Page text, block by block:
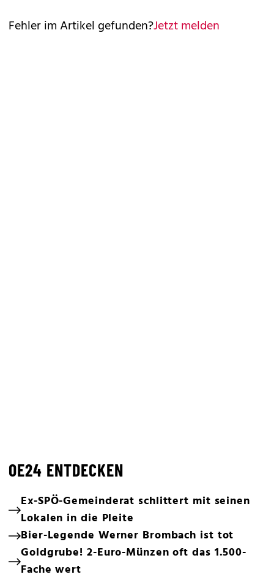
Fehler im Artikel gefunden?Jetzt melden
OE24 ENTDECKEN
Ex-SPÖ-Gemeinderat schlittert mit seinen
Lokalen in die Pleite
Bier-Legende Werner Brombach ist tot
Goldgrube! 2-Euro-Münzen oft das 1.500-
Fache wert